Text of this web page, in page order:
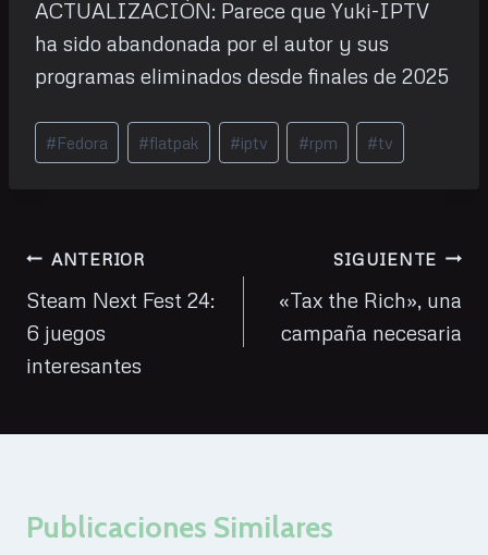
ACTUALIZACIÓN: Parece que Yuki-IPTV
ha sido abandonada por el autor y sus
programas eliminados desde finales de 2025
Etiquetas
de
#Fedora #flatpak #iptv #rpm #tv
Navegación
de
entradas
ANTERIOR
Steam Next Fest 24:
6 juegos
interesantes
SIGUIENTE
«Tax the Rich», una
campaña necesaria
Publicaciones Similares